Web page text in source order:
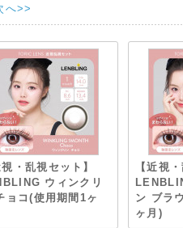
へ>>
視・乱視セット】
ウィンクリ
ョコ(使用期間1ヶ
【近視
ン ブラ
ヶ月)